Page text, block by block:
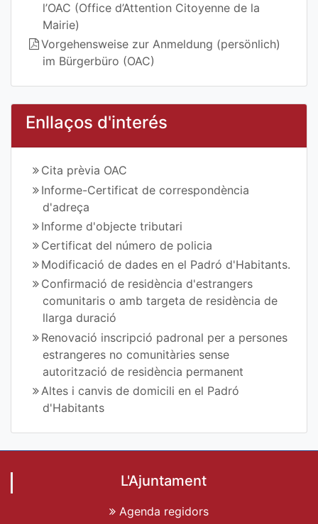
l’OAC (Office d’Attention Citoyenne de la
Mairie)
Vorgehensweise zur Anmeldung (persönlich)
im Bürgerbüro (OAC)
Enllaços d'interés
Cita prèvia OAC
Informe-Certificat de correspondència
d'adreça
Informe d'objecte tributari
Certificat del número de policia
Modificació de dades en el Padró d'Habitants.
Confirmació de residència d'estrangers
comunitaris o amb targeta de residència de
llarga duració
Renovació inscripció padronal per a persones
estrangeres no comunitàries sense
autorització de residència permanent
Altes i canvis de domicili en el Padró
d'Habitants
L'Ajuntament
Agenda regidors